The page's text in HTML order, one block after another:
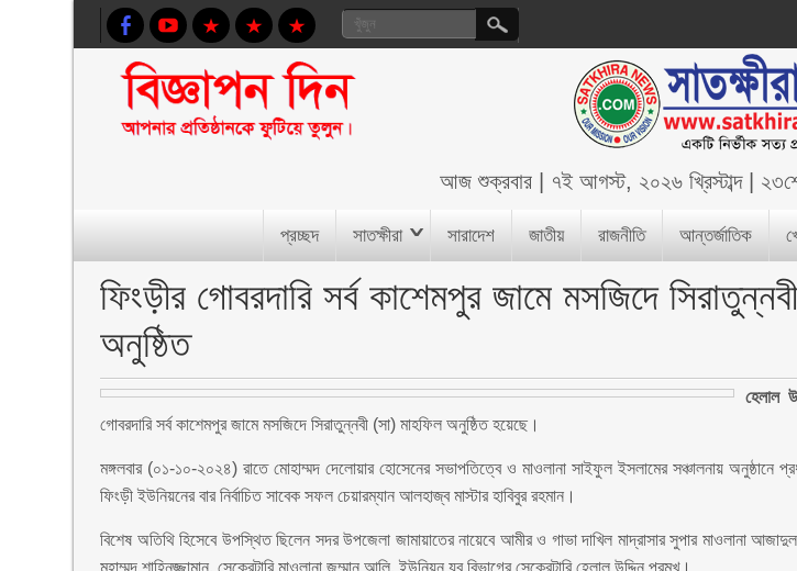
আজশুক্রবার| ৭ই আগস্ট, ২০২৬ খ্রিস্টাব্দ|
প্রচ্ছদ সাতক্ষীরা সারাদেশ জাতীয় রাজনীতি আন্তর্জাতিক
ফিংড়ীর গোবরদারি সর্ব কাশেমপুর জামে মসজিদে
অনুষ্ঠিত
হেলাল
গোবরদারি সর্ব কাশেমপুর জামে মসজিদে সিরাতুন্নবী (সা) মাহফিল অনুষ্ঠিত হয়েছে।
মঙ্গলবার (০১-১০-২০২৪) রাতে মোহাম্মদ দেলোয়ার হোসেনের সভাপতিত্বে ও মাওলানা সাইফুল ইসলামের সঞ্চালনায় অনুষ্ঠানে
ফিংড়ী ইউনিয়নের বার নির্বাচিত সাবেক সফল চেয়ারম্যান আলহাজ্ব মাস্টার হাবিবুর রহমান।
বিশেষ অতিথি হিসেবে উপস্থিত ছিলেন সদর উপজেলা জামায়াতের নায়েবে আমীর ও গাভা দাখিল মাদ্রাসার সুপার মাওলানা
মুহাম্মদ শাহিনুজ্জামান, সেক্রেটারি মাওলানা জুম্মান আলি, ইউনিয়ন যুব বিভাগের সেক্রেটারি হেলাল উদ্দিন প্রমুখ।